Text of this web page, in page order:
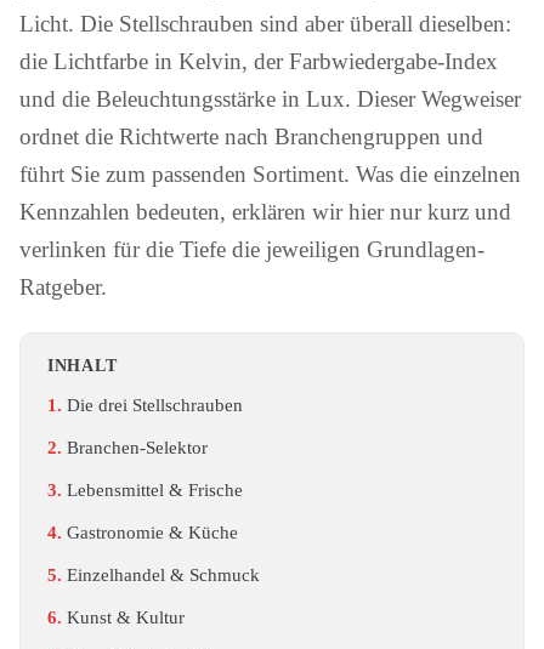
Licht. Die Stellschrauben sind aber überall dieselben:
die Lichtfarbe in Kelvin, der Farbwiedergabe-Index
und die Beleuchtungsstärke in Lux. Dieser Wegweiser
ordnet die Richtwerte nach Branchengruppen und
führt Sie zum passenden Sortiment. Was die einzelnen
Kennzahlen bedeuten, erklären wir hier nur kurz und
verlinken für die Tiefe die jeweiligen Grundlagen-
Ratgeber.
INHALT
Die drei Stellschrauben
Branchen-Selektor
Lebensmittel & Frische
Gastronomie & Küche
Einzelhandel & Schmuck
Kunst & Kultur